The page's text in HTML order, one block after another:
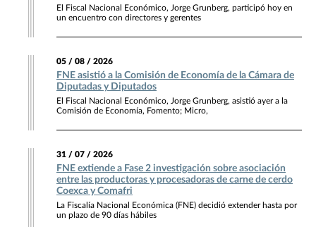
El Fiscal Nacional Económico, Jorge Grunberg, participó hoy en
un encuentro con directores y gerentes
05 / 08 / 2026
FNE asistió a la Comisión de Economía de la Cámara de
Diputadas y Diputados
El Fiscal Nacional Económico, Jorge Grunberg, asistió ayer a la
Comisión de Economía, Fomento; Micro,
31 / 07 / 2026
FNE extiende a Fase 2 investigación sobre asociación
entre las productoras y procesadoras de carne de cerdo
Coexca y Comafri
La Fiscalía Nacional Económica (FNE) decidió extender hasta por
un plazo de 90 días hábiles